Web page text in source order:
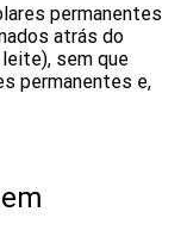
permanentes
atrás do
sem que
permanentes e,